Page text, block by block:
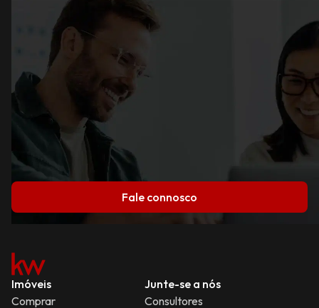
Fale connosco
Imóveis
Comprar
Junte-se a nós
Consultores